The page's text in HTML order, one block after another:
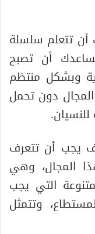
أن تتعلم سلسلة
أن تصبح
وبشكل منتظم
دون تحمل
يجب أن تتعرف
المجال، وهي
التي يجب
وتتمثل